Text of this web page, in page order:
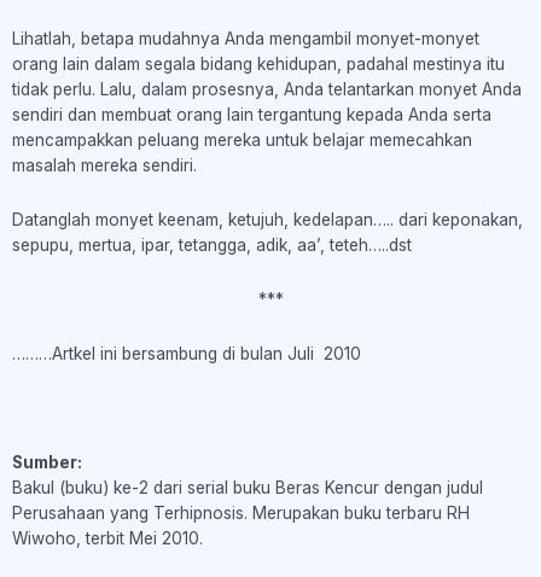
Lihatlah, betapa mudahnya Anda mengambil monyet-monyet
orang lain dalam segala bidang kehidupan, padahal mestinya itu
tidak perlu. Lalu, dalam prosesnya, Anda telantarkan monyet Anda
sendiri dan membuat orang lain tergantung kepada Anda serta
mencampakkan peluang mereka untuk belajar memecahkan
masalah mereka sendiri.
Datanglah monyet keenam, ketujuh, kedelapan….. dari keponakan,
sepupu, mertua, ipar, tetangga, adik, aa’, teteh…..dst
***
………Artkel ini bersambung di bulan Juli 2010
Sumber:
Bakul (buku) ke-2 dari serial buku Beras Kencur dengan judul
Perusahaan yang Terhipnosis. Merupakan buku terbaru RH
Wiwoho, terbit Mei 2010.